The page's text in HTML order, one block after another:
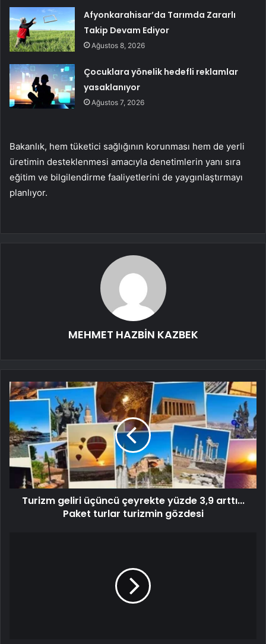
Afyonkarahisar’da Tarımda Zararlı
Takip Devam Ediyor
Ağustos 8, 2026
Çocuklara yönelik hedefli reklamlar
yasaklanıyor
Ağustos 7, 2026
Bakanlık, hem tüketici sağlığının korunması hem de yerli
üretimin desteklenmesi amacıyla denetimlerin yanı sıra
eğitim ve bilgilendirme faaliyetlerini de yaygınlaştırmayı
planlıyor.
MEHMET HAZBİN KAZBEK
Turizm geliri üçüncü çeyrekte yüzde 3,9 arttı...
Paket turlar turizmin gözdesi